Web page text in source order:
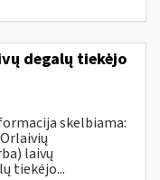
degalų tiekėjo
skelbiama:
laivų
tiekėjo...